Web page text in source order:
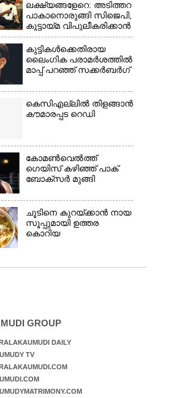
ലക്ഷ്യങ്ങളേറെ: അടിത്തറ
പാകാനൊരുങ്ങി സിജെപി,​
കൂട്ടായ്മ വിപുലീകരിക്കാൻ
ക്യാമ്പയിൻ
കുട്ടികൾക്കെതിരായ
ലൈംഗിക പരാമർശത്തിൽ
മാപ്പ് പറഞ്ഞ് സക്കർബർഗ്
കെസിഎല്ലിൽ തിളങ്ങാൻ
കൗമാരപ്പട റെഡി
കോമൺവെൽത്ത്
ഗെയിസ് കഴിഞ്ഞ് പാക്
ബോക്സർ മുങ്ങി
ചൂടിനെ കുറയ്‌ക്കാൻ നായ
സൂപ്പുമായി ഉത്തര
കൊറിയ
GROUP
DAILY
TV